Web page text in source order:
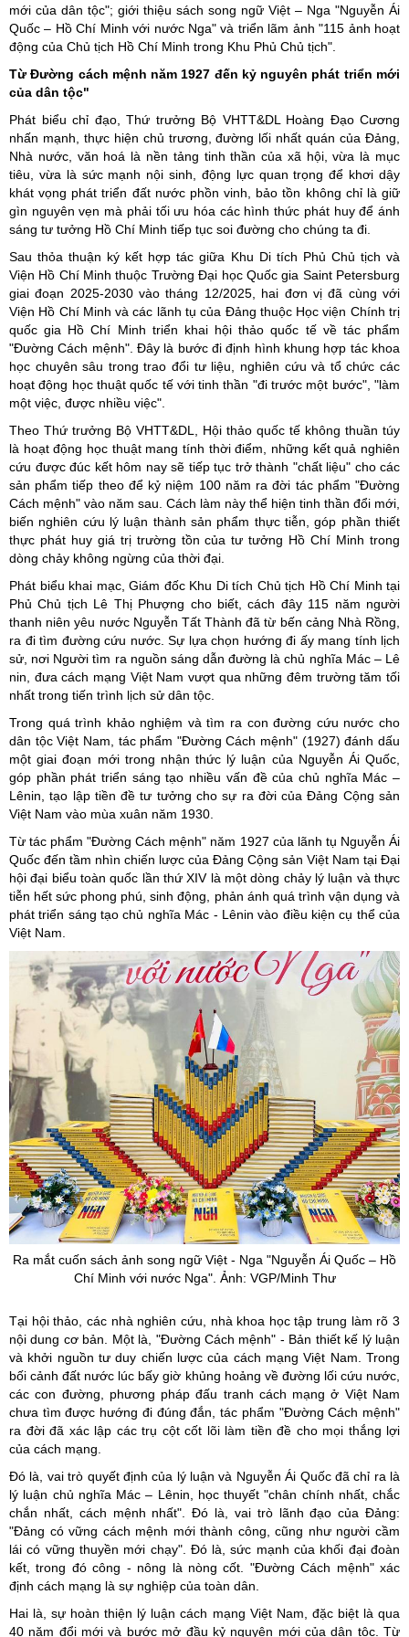
mới của dân tộc"; giới thiệu sách song ngữ Việt – Nga "Nguyễn Ái
Quốc – Hồ Chí Minh với nước Nga" và triển lãm ảnh "115 ảnh hoạt
động của Chủ tịch Hồ Chí Minh trong Khu Phủ Chủ tịch".
Từ Đường cách mệnh năm 1927 đến kỷ nguyên phát triển mới
của dân tộc"
Phát biểu chỉ đạo, Thứ trưởng Bộ VHTT&DL Hoàng Đạo Cương
nhấn mạnh, thực hiện chủ trương, đường lối nhất quán của Đảng,
Nhà nước, văn hoá là nền tảng tinh thần của xã hội, vừa là mục
tiêu, vừa là sức mạnh nội sinh, động lực quan trọng để khơi dậy
khát vọng phát triển đất nước phồn vinh, bảo tồn không chỉ là giữ
gìn nguyên vẹn mà phải tối ưu hóa các hình thức phát huy để ánh
sáng tư tưởng Hồ Chí Minh tiếp tục soi đường cho chúng ta đi.
Sau thỏa thuận ký kết hợp tác giữa Khu Di tích Phủ Chủ tịch và
Viện Hồ Chí Minh thuộc Trường Đại học Quốc gia Saint Petersburg
giai đoạn 2025-2030 vào tháng 12/2025, hai đơn vị đã cùng với
Viện Hồ Chí Minh và các lãnh tụ của Đảng thuộc Học viện Chính trị
quốc gia Hồ Chí Minh triển khai hội thảo quốc tế về tác phẩm
"Đường Cách mệnh". Đây là bước đi định hình khung hợp tác khoa
học chuyên sâu trong trao đổi tư liệu, nghiên cứu và tổ chức các
hoạt động học thuật quốc tế với tinh thần "đi trước một bước", "làm
một việc, được nhiều việc".
Theo Thứ trưởng Bộ VHTT&DL, Hội thảo quốc tế không thuần túy
là hoạt động học thuật mang tính thời điểm, những kết quả nghiên
cứu được đúc kết hôm nay sẽ tiếp tục trở thành "chất liệu" cho các
sản phẩm tiếp theo để kỷ niệm 100 năm ra đời tác phẩm "Đường
Cách mệnh" vào năm sau. Cách làm này thể hiện tinh thần đổi mới,
biến nghiên cứu lý luận thành sản phẩm thực tiễn, góp phần thiết
thực phát huy giá trị trường tồn của tư tưởng Hồ Chí Minh trong
dòng chảy không ngừng của thời đại.
Phát biểu khai mạc, Giám đốc Khu Di tích Chủ tịch Hồ Chí Minh tại
Phủ Chủ tịch Lê Thị Phượng cho biết, cách đây 115 năm người
thanh niên yêu nước Nguyễn Tất Thành đã từ bến cảng Nhà Rồng,
ra đi tìm đường cứu nước. Sự lựa chọn hướng đi ấy mang tính lịch
sử, nơi Người tìm ra nguồn sáng dẫn đường là chủ nghĩa Mác – Lê
nin, đưa cách mạng Việt Nam vượt qua những đêm trường tăm tối
nhất trong tiến trình lịch sử dân tộc.
Trong quá trình khảo nghiệm và tìm ra con đường cứu nước cho
dân tộc Việt Nam, tác phẩm "Đường Cách mệnh" (1927) đánh dấu
một giai đoạn mới trong nhận thức lý luận của Nguyễn Ái Quốc,
góp phần phát triển sáng tạo nhiều vấn đề của chủ nghĩa Mác –
Lênin, tạo lập tiền đề tư tưởng cho sự ra đời của Đảng Cộng sản
Việt Nam vào mùa xuân năm 1930.
Từ tác phẩm "Đường Cách mệnh" năm 1927 của lãnh tụ Nguyễn Ái
Quốc đến tầm nhìn chiến lược của Đảng Cộng sản Việt Nam tại Đại
hội đại biểu toàn quốc lần thứ XIV là một dòng chảy lý luận và thực
tiễn hết sức phong phú, sinh động, phản ánh quá trình vận dụng và
phát triển sáng tạo chủ nghĩa Mác - Lênin vào điều kiện cụ thể của
Việt Nam.
Ra mắt cuốn sách ảnh song ngữ Việt - Nga "Nguyễn Ái Quốc – Hồ
Chí Minh với nước Nga". Ảnh: VGP/Minh Thư
Tại hội thảo, các nhà nghiên cứu, nhà khoa học tập trung làm rõ 3
nội dung cơ bản. Một là, "Đường Cách mệnh" - Bản thiết kế lý luận
và khởi nguồn tư duy chiến lược của cách mạng Việt Nam. Trong
bối cảnh đất nước lúc bấy giờ khủng hoảng về đường lối cứu nước,
các con đường, phương pháp đấu tranh cách mạng ở Việt Nam
chưa tìm được hướng đi đúng đắn, tác phẩm "Đường Cách mệnh"
ra đời đã xác lập các trụ cột cốt lõi làm tiền đề cho mọi thắng lợi
của cách mạng.
Đó là, vai trò quyết định của lý luận và Nguyễn Ái Quốc đã chỉ ra là
lý luận chủ nghĩa Mác – Lênin, học thuyết "chân chính nhất, chắc
chắn nhất, cách mệnh nhất". Đó là, vai trò lãnh đạo của Đảng:
"Đảng có vững cách mệnh mới thành công, cũng như người cầm
lái có vững thuyền mới chạy". Đó là, sức mạnh của khối đại đoàn
kết, trong đó công - nông là nòng cốt. "Đường Cách mệnh" xác
định cách mạng là sự nghiệp của toàn dân.
Hai là, sự hoàn thiện lý luận cách mạng Việt Nam, đặc biệt là qua
40 năm đổi mới và bước mở đầu kỷ nguyên mới của dân tộc. Từ